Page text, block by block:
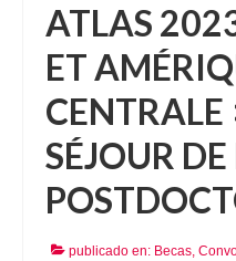
ATLAS
ET
CENTRALE
SÉJOUR
publicado en: Becas,